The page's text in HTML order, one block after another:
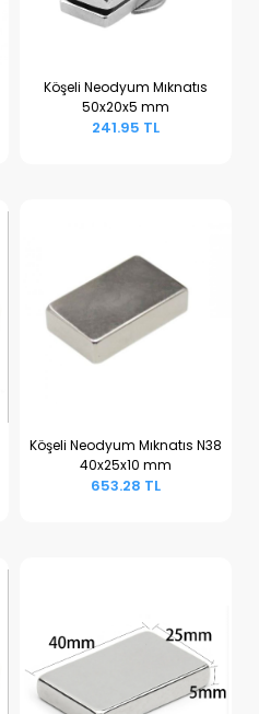
Sepete Ekle
Köşeli Neodyum Mıknatıs
50x20x5 mm
241.95 TL
Sepete Ekle
Köşeli Neodyum Mıknatıs N38
40x25x10 mm
653.28 TL